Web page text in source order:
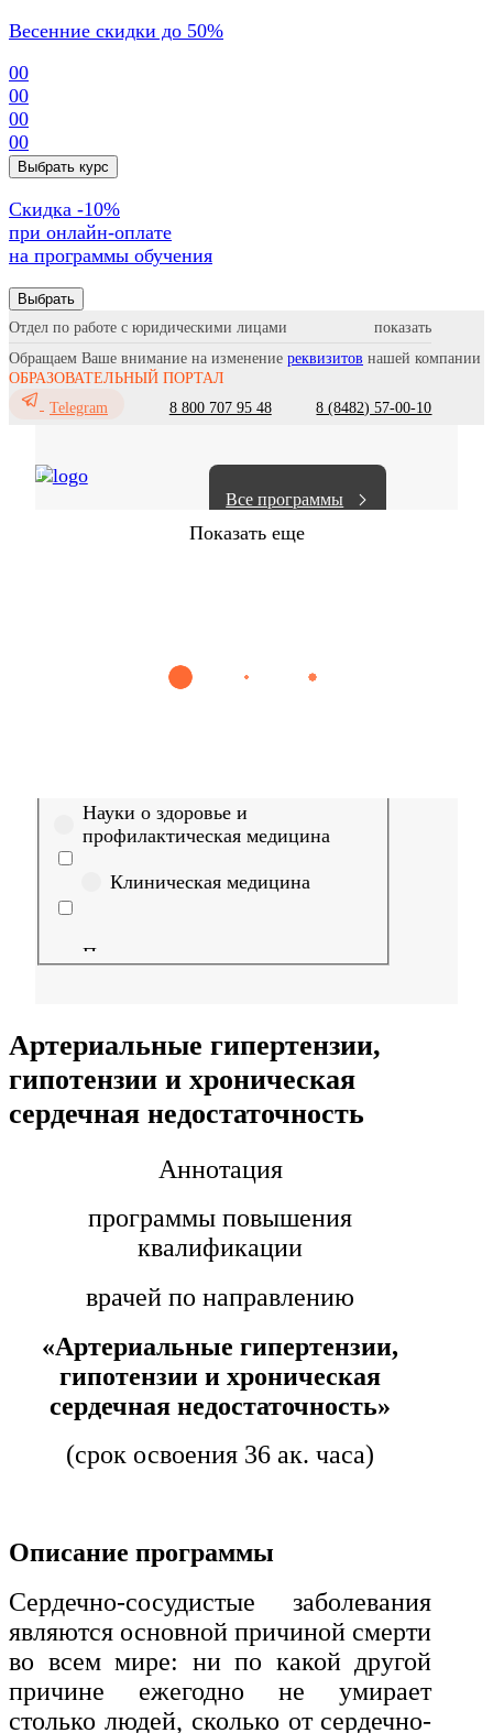
Весенние скидки до 50%
00
00
00
00
Выбрать курс
Cкидка -10%
при онлайн-оплате
на программы обучения
Выбрать
Отдел по работе с юридическими лицами
Обращаем Ваше внимание на изменение реквизитов нашей компании
ОБРАЗОВАТЕЛЬНЫЙ ПОРТАЛ
Telegram
8 800 707 95 48 8 (8482) 57-00-10
Все программы
Показать еще
Сестринское дело Эпидемиология
Выберите направление
Науки о здоровье и
профилактическая медицина
Клиническая медицина
Правовые дисциплины в
Управленческие дисциплины в
медицине
Здравоохранение и медицинские
науки
Образование и педагогические
Социология и социальная работа
Профессиональное обучение
рабочих и служащих
Техносферная безопасность и ОТ
Техносферная безопасность и
природообустройство
Артериальные гипертензии,
гипотензии и хроническая
сердечная недостаточность
Аннотация
программы повышения
квалификации
врачей по направлению
«Артериальные гипертензии,
гипотензии и хроническая
сердечная недостаточность»
(срок освоения 36 ак. часа)
Описание программы
Сердечно-сосудистые заболевания
являются основной причиной смерти
во всем мире: ни по какой другой
причине ежегодно не умирает
столько людей, сколько от сердечно-